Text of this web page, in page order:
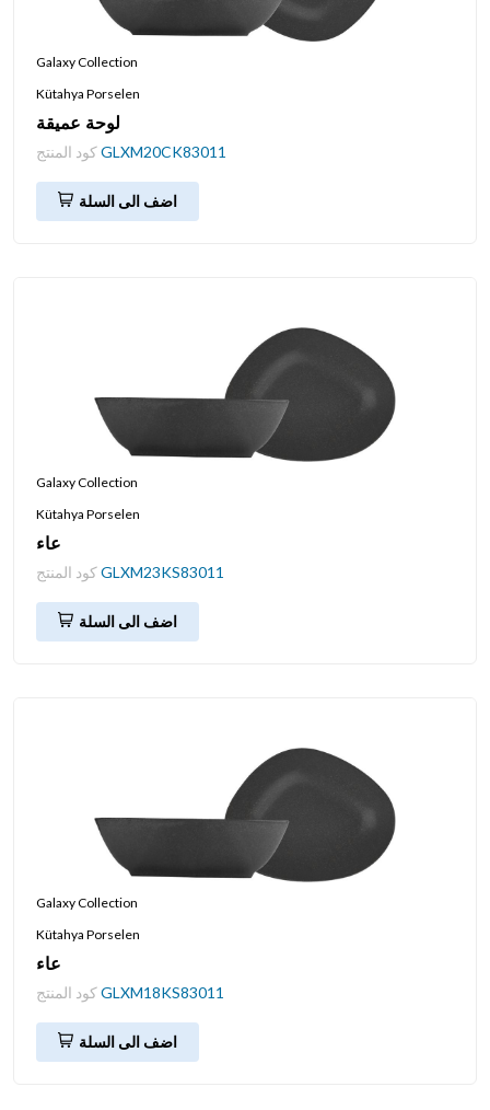
Galaxy Collection
Kütahya Porselen
لوحة عميقة
GLXM20CK83011
اضف الى السلة
Galaxy Collection
Kütahya Porselen
عاء
GLXM23KS83011
اضف الى السلة
Galaxy Collection
Kütahya Porselen
عاء
GLXM18KS83011
اضف الى السلة